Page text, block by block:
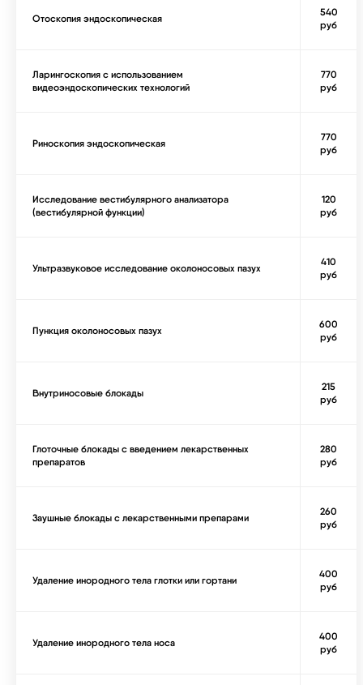
Отоскопия эндоскопическая
540
руб
Ларингоскопия с использованием
видеоэндоскопических технологий
770
руб
Риноскопия эндоскопическая
770
руб
Исследование вестибулярного анализатора
(вестибулярной функции)
120
руб
Ультразвуковое исследование околоносовых пазух
410
руб
Пункция околоносовых пазух
600
руб
Внутриносовые блокады
215
руб
Глоточные блокады с введением лекарственных
препаратов
280
руб
Заушные блокады с лекарственными препарами
260
руб
Удаление инородного тела глотки или гортани
400
руб
Удаление инородного тела носа
400
руб